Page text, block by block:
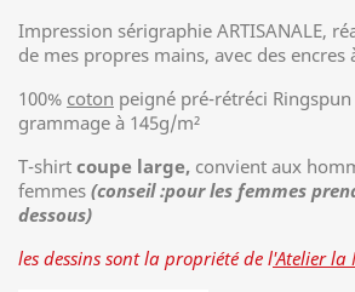
Impression sérigraphie ARTISANALE,
de mes propres mains, avec des encres
100% coton peigné pré-rétréci
grammage à 145g/m²
T-shirt coupe large, convient aux
femmes (conseil :pour les femmes
dessous)
les dessins sont la propriété de l'Atelier la